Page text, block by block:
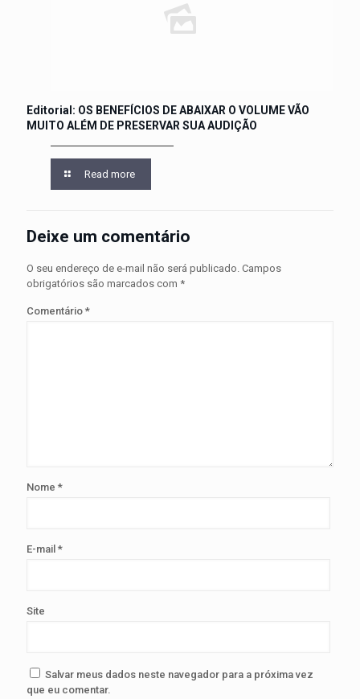
Editorial: OS BENEFÍCIOS DE ABAIXAR O VOLUME VÃO
MUITO ALÉM DE PRESERVAR SUA AUDIÇÃO
Read more
Deixe um comentário
O seu endereço de e-mail não será publicado. Campos
obrigatórios são marcados com *
Comentário *
Nome *
E-mail *
Site
Salvar meus dados neste navegador para a próxima vez
que eu comentar.